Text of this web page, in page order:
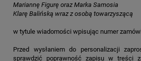
Mariannę Figurę oraz Marka Samosia
Klarę Balińską wraz z osobą towarzyszącą
w tytule wiadomości wpisując numer
Przed wysłaniem do personalizacji
sprawdzić poprawność zapisu w treści